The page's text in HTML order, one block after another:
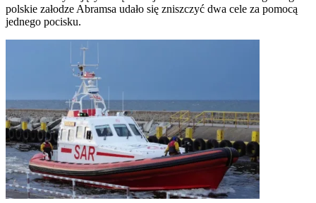
polskie załodze Abramsa udało się zniszczyć dwa cele za pomocą
jednego pocisku.